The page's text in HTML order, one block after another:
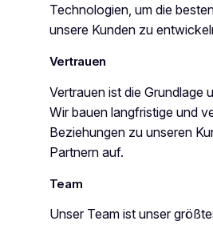
Technologien, um die
unsere Kunden zu
Vertrauen
Vertrauen ist die Grundlage
Wir bauen langfristige und
Beziehungen zu unseren
Partnern auf.
Team
Unser Team ist unser